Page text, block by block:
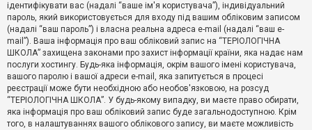
е
м
и
П
о
ш
у
ідентифікувати вас (надалі “ваше ім'я користувача”), індивідуальний
пароль, який використовується для входу під вашим обліковим записом
(надалі “ваш пароль”) і власна реальна адреса e-mail (надалі “ваш e-
mail”). Ваша інформація про ваш обліковий запис на “ТЕРІОЛОГІЧНА
ШКОЛА” захищена законами про захист інформації країни, яка надає нам
послуги хостингу. Будь-яка інформація, окрім вашого імені користувача,
вашого паролю і вашої адреси e-mail, яка запитується в процесі
реєстрації може бути необхідною або необов'язковою, на розсуд
“ТЕРІОЛОГІЧНА ШКОЛА”. У будь-якому випадку, ви маєте право обирати,
яка інформація про ваш обліковий запис буде загальнодоступною. Крім
того, в налаштуваннях вашого облікового запису, ви маєте можливість